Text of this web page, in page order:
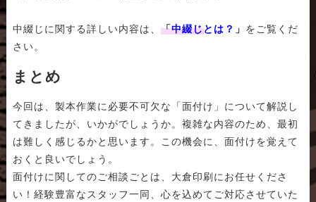
中綴じに関する詳しい内容は、 「中綴じとは？ 」 をご覧くだ
さい。
まとめ
今回は、製本作業に必要不可欠な「面付け」について解説し
てきましたが、いかがでしょうか。複雑な内容のため、最初
は難しく感じるかと思います。この機会に、面付けを覚えて
おくと良いでしょう。
面付けに関してのご相談ごとは、大倉印刷にお任せくださ
い！経験豊富なスタッフ一同、心を込めてご対応させていた